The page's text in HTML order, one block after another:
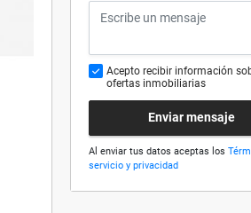
Acepto recibir información
ofertas inmobiliarias
Enviar mensaje
Al enviar tus datos aceptas los
servicio y privacidad